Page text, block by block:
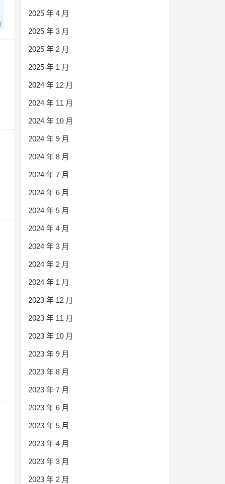
2025 年 4 月
2025 年 3 月
2025 年 2 月
2025 年 1 月
2024 年 12 月
2024 年 11 月
2024 年 10 月
2024 年 9 月
2024 年 8 月
2024 年 7 月
2024 年 6 月
2024 年 5 月
2024 年 4 月
2024 年 3 月
2024 年 2 月
2024 年 1 月
2023 年 12 月
2023 年 11 月
2023 年 10 月
2023 年 9 月
2023 年 8 月
2023 年 7 月
2023 年 6 月
2023 年 5 月
2023 年 4 月
2023 年 3 月
2023 年 2 月